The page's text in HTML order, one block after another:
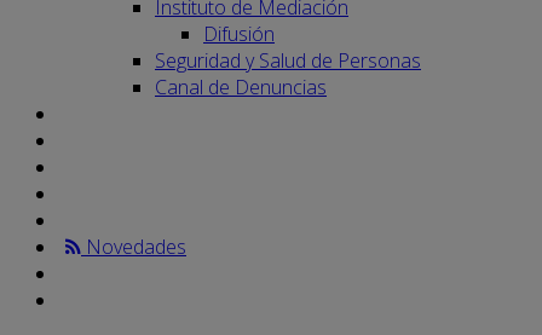
Instituto de Mediación
Difusión
Seguridad y Salud de Personas
Canal de Denuncias
Novedades